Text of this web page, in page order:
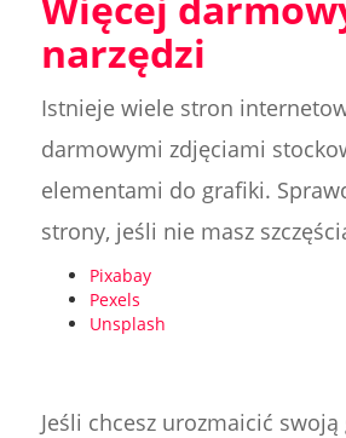
narzędzi
Istnieje wiele stron
darmowymi zdjęciami
elementami do grafiki.
strony, jeśli nie masz
Pixabay
Pexels
Unsplash
Jeśli chcesz urozmaicić swoją